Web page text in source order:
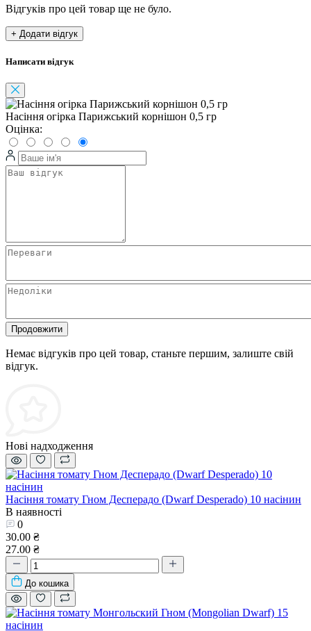
Відгуків про цей товар ще не було.
+ Додати відгук
Написати відгук
Насіння огірка Парижський корнішон 0,5 гр
Оцінка:
Продовжити
Немає відгуків про цей товар, станьте першим, залиште свій
відгук.
Нові надходження
Насіння томату Гном Десперадо (Dwarf Desperado) 10 насінин
В наявності
0
30.00 ₴
27.00 ₴
До кошика